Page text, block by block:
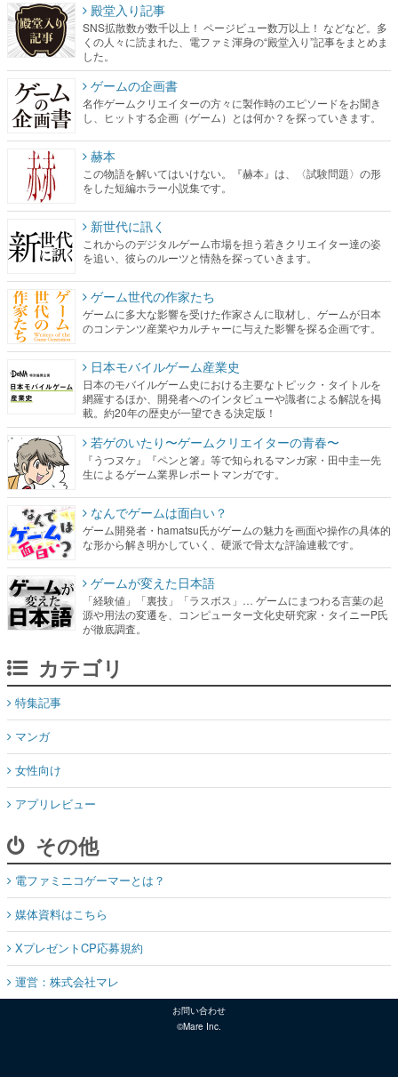
殿堂入り記事
SNS拡散数が数千以上！ ページビュー数万以上！ などなど。多
くの人々に読まれた、電ファミ渾身の“殿堂入り”記事をまとめま
した。
ゲームの企画書
名作ゲームクリエイターの方々に製作時のエピソードをお聞き
し、ヒットする企画（ゲーム）とは何か？を探っていきます。
赫本
この物語を解いてはいけない。『赫本』は、〈試験問題〉の形
をした短編ホラー小説集です。
新世代に訊く
これからのデジタルゲーム市場を担う若きクリエイター達の姿
を追い、彼らのルーツと情熱を探っていきます。
ゲーム世代の作家たち
ゲームに多大な影響を受けた作家さんに取材し、ゲームが日本
のコンテンツ産業やカルチャーに与えた影響を探る企画です。
日本モバイルゲーム産業史
日本のモバイルゲーム史における主要なトピック・タイトルを
網羅するほか、開発者へのインタビューや識者による解説を掲
載。約20年の歴史が一望できる決定版！
若ゲのいたり〜ゲームクリエイターの青春〜
『うつヌケ』『ペンと箸』等で知られるマンガ家・田中圭一先
生によるゲーム業界レポートマンガです。
なんでゲームは面白い？
ゲーム開発者・hamatsu氏がゲームの魅力を画面や操作の具体的
な形から解き明かしていく、硬派で骨太な評論連載です。
ゲームが変えた日本語
「経験値」「裏技」「ラスボス」… ゲームにまつわる言葉の起
源や用法の変遷を、コンピューター文化史研究家・タイニーP氏
が徹底調査。
カテゴリ
特集記事
マンガ
女性向け
アプリレビュー
その他
電ファミニコゲーマーとは？
媒体資料はこちら
XプレゼントCP応募規約
運営：株式会社マレ
お問い合わせ
©Mare Inc.